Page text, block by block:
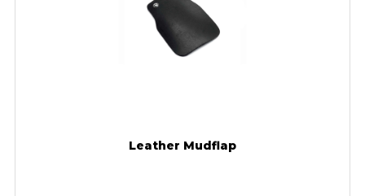
Leather Mudflap